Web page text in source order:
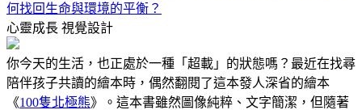
何找回生命與環境的平衡？
心靈成長 視覺設計
你今天的生活，也正處於一種「超載」的狀態嗎？最近在找尋
陪伴孩子共讀的繪本時，偶然翻閱了這本發人深省的繪本
《100隻北極熊》。這本書雖然圖像純粹、文字簡潔，但隨著